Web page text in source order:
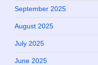
September 2025
August 2025
July 2025
June 2025